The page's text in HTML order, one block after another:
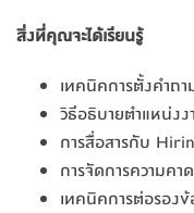
สิ่งที่คุณจะได้เรียนรู้
เทคนิคการตั้งคำถ
วิธีอธิบายตำแหน่งง
การสื่อสารกับ
การจัดการความคา
เทคนิคการต่อรอง